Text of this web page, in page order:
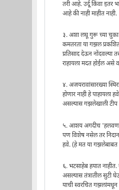
तरी आहे. उर्दू किंवा इतर
आहे की नाही माहीत नाही.
३. अशा लघू गुरू च्या चुका
कमतरता या गझल प्रकशित
प्रतिसाद देऊन नोंदवल्या
राहायला मदत होईल असे
४. अजयरावांसारख्या
होणार नाही हे पाहायला
असल्यास गझलेखाली टीप
५. आशय अगदीच
पण विशेष नसेल तर
हवे. (हे मत या गझलेबाबत
६. भटसाहेब हयात
असल्यास तंत्रातील सुटी
याची स्वरचित गझलांमधून